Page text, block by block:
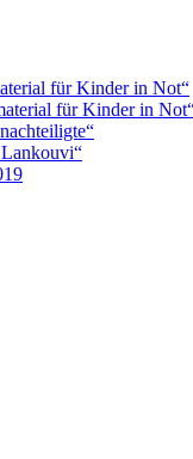
für Kinder in Not“
für Kinder in